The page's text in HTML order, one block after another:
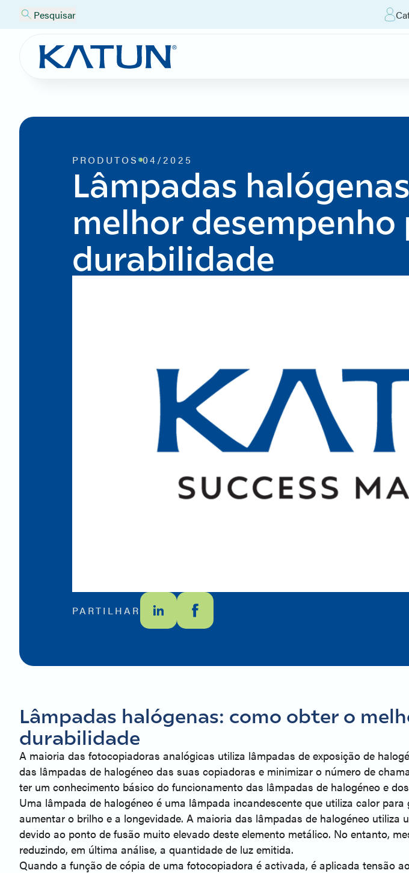
Pesquisar
PRODUTOS 04/2025
Lâmpadas
melhor desempenho
durabilidade
PARTILHAR
Lâmpadas halógenas: como obter o
durabilidade
A maioria das fotocopiadoras analógicas utiliza lâmpadas de exposição de
das lâmpadas de halogéneo das suas copiadoras e minimizar o número de
ter um conhecimento básico do funcionamento das lâmpadas de halogéneo e
Uma lâmpada de halogéneo é uma lâmpada incandescente que utiliza calor
aumentar o brilho e a longevidade. A maioria das lâmpadas de halogéneo
devido ao ponto de fusão muito elevado deste elemento metálico. No entanto,
reduzindo, em última análise, a quantidade de luz emitida.
Quando a função de cópia de uma fotocopiadora é activada, é aplicada tensão